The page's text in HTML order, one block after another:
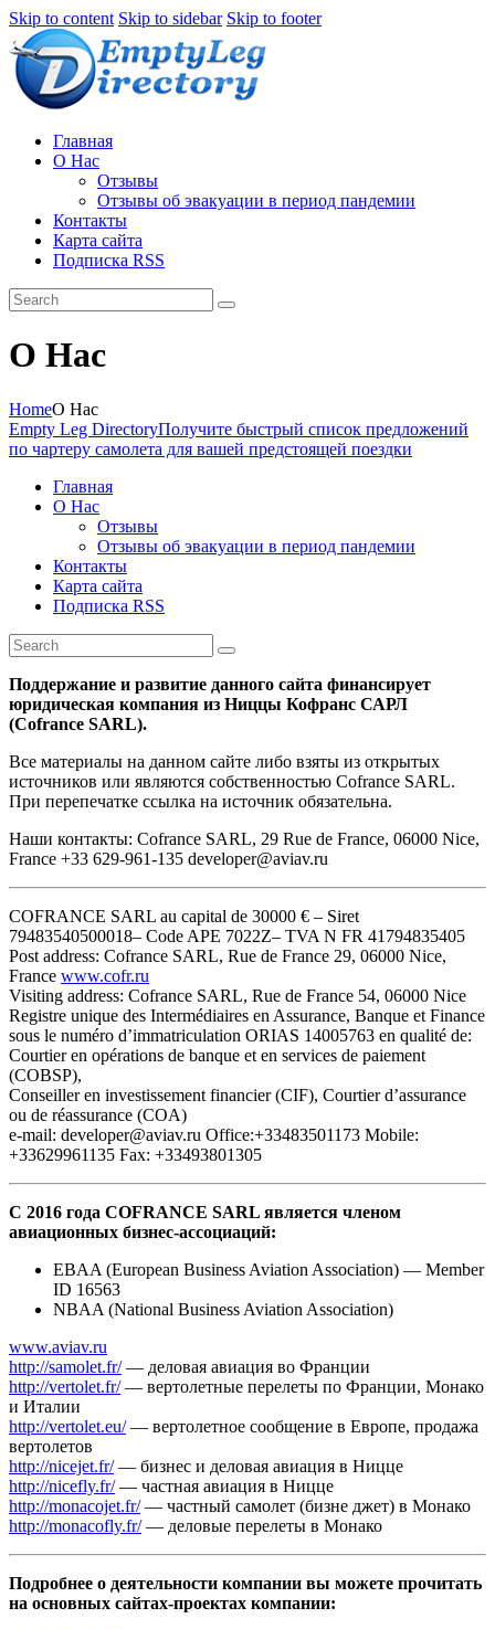
Skip to content Skip to sidebar Skip to footer
Главная
О Нас
Отзывы
Отзывы об эвакуации в период пандемии
Контакты
Карта сайта
Подписка RSS
О Нас
HomeО Нас
Empty Leg DirectoryПолучите быстрый список предложений
по чартеру самолета для вашей предстоящей поездки
Главная
О Нас
Отзывы
Отзывы об эвакуации в период пандемии
Контакты
Карта сайта
Подписка RSS
Поддержание и развитие данного сайта финансирует
юридическая компания из Ниццы Кофранс САРЛ
(Cofrance SARL).
Все материалы на данном сайте либо взяты из открытых
источников или являются собственностью Cofrance SARL.
При перепечатке ссылка на источник обязательна.
Наши контакты: Cofrance SARL, 29 Rue de France, 06000 Nice,
France +33 629-961-135 developer@aviav.ru
COFRANCE SARL au capital de 30000 € – Siret
79483540500018– Code APE 7022Z– TVA N FR 41794835405
Post address: Cofrance SARL, Rue de France 29, 06000 Nice,
France www.cofr.ru
Visiting address: Cofrance SARL, Rue de France 54, 06000 Nice
Registre unique des Intermédiaires en Assurance, Banque et Finance
sous le numéro d’immatriculation ORIAS 14005763 en qualité de:
Courtier en opérations de banque et en services de paiement
(COBSP),
Conseiller en investissement financier (CIF), Courtier d’assurance
ou de réassurance (COA)
e-mail: developer@aviav.ru Office:+33483501173 Mobile:
+33629961135 Fax: +33493801305
С 2016 года COFRANCE SARL является членом
авиационных бизнес-ассоциаций:
EBAA (European Business Aviation Association) — Member
ID 16563
NBAA (National Business Aviation Association)
www.aviav.ru
http://samolet.fr/— деловая авиация во Франции
http://vertolet.fr/— вертолетные перелеты по Франции, Монако
и Италии
http://vertolet.eu/— вертолетное сообщение в Европе, продажа
вертолетов
http://nicejet.fr/— бизнес и деловая авиация в Ницце
http://nicefly.fr/— частная авиация в Ницце
http://monacojet.fr/— частный самолет (бизне джет) в Монако
http://monacofly.fr/— деловые перелеты в Монако
Подробнее о деятельности компании вы можете прочитать
на основных сайтах-проектах компании:
Узнать больше.